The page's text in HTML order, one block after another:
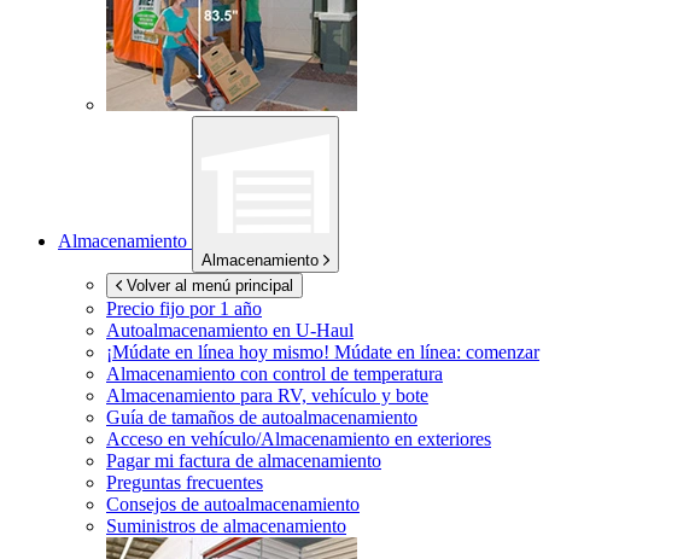
Almacenamiento
Almacenamiento
Volver al menú principal
Precio fijo por 1 año
Autoalmacenamiento en U-Haul
¡Múdate en línea hoy mismo! Múdate en línea: comenzar
Almacenamiento con control de temperatura
Almacenamiento para RV, vehículo y bote
Guía de tamaños de autoalmacenamiento
Acceso en vehículo/Almacenamiento en exteriores
Pagar mi factura de almacenamiento
Preguntas frecuentes
Consejos de autoalmacenamiento
Suministros de almacenamiento